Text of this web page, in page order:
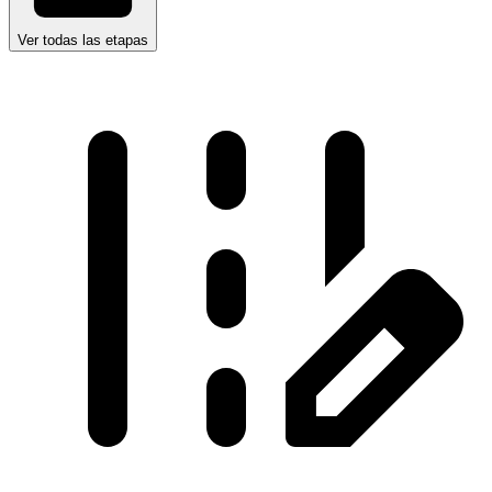
Ver todas las etapas